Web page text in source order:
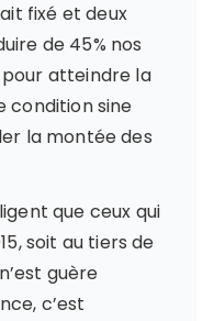
fixé et deux
de 45% nos
pour atteindre la
condition sine
la montée des
que ceux qui
soit au tiers de
guère
c’est